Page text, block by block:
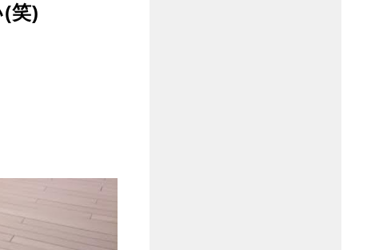
(笑)